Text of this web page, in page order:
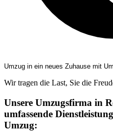
Umzug in ein neues Zuhause mit
Wir tragen die Last, Sie die
Unsere Umzugsfirma in
umfassende
Umzug: